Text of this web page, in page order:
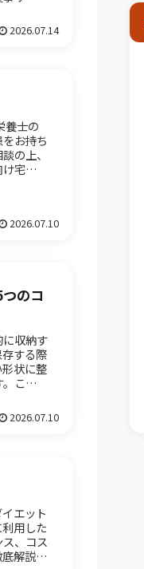
2026.07.14
養士の
お持ち
の上、
宅配弁
2026.07.10
のコ
収納す
する際
状に整
この記
2026.07.10
エット
用した
、コス
解説し